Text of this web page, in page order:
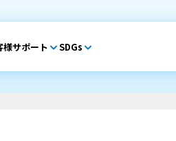
様サポート SDGs